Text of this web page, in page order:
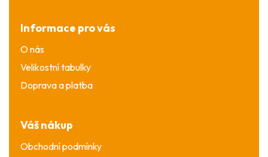
Informace pro vás
O nás
Velikostní tabulky
Doprava a platba
Váš nákup
Obchodní podmínky